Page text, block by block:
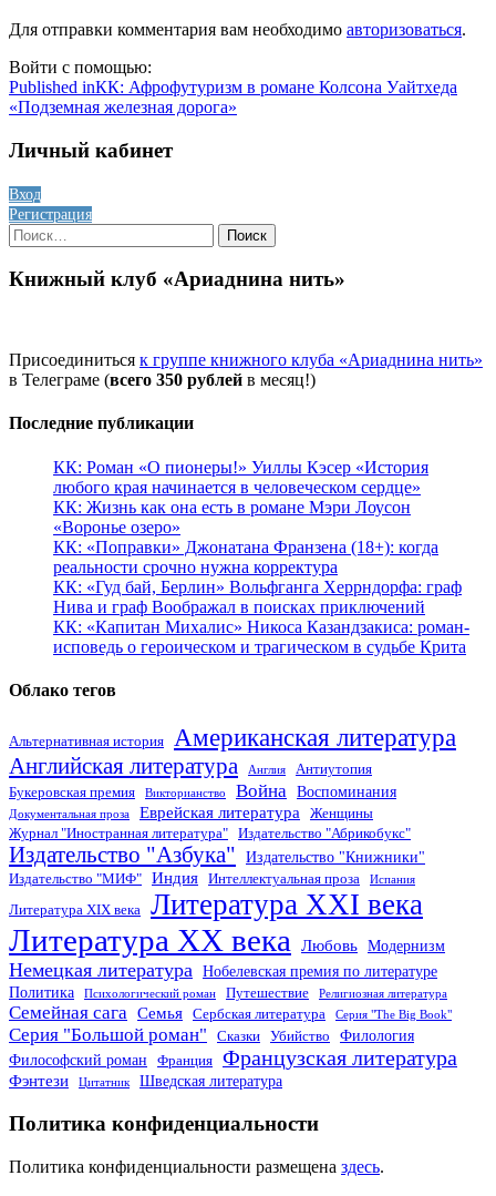
Для отправки комментария вам необходимо авторизоваться.
Войти с помощью:
Навигация
по
записям
Published inКК: Афрофутуризм в романе Колсона Уайтхеда
«Подземная железная дорога»
Личный кабинет
Вход
Регистрация
Найти:
Книжный клуб «Ариаднина нить»
Присоединиться к группе книжного клуба «Ариаднина нить»
в Телеграме (всего 350 рублей в месяц!)
Последние публикации
КК: Роман «О пионеры!» Уиллы Кэсер «История
любого края начинается в человеческом сердце»
КК: Жизнь как она есть в романе Мэри Лоусон
«Воронье озеро»
КК: «Поправки» Джонатана Франзена (18+): когда
реальности срочно нужна корректура
КК: «Гуд бай, Берлин» Вольфганга Херрндорфа: граф
Нива и граф Воображал в поисках приключений
КК: «Капитан Михалис» Никоса Казандзакиса: роман-
исповедь о героическом и трагическом в судьбе Крита
Облако тегов
Альтернативная история Американская литература
Английская литература Англия
Антиутопия
Букеровская премия
Викторианство Война Воспоминания
Документальная проза Еврейская литература
Женщины
Журнал "Иностранная литература"
Издательство "Абрикобукс"
Издательство "Азбука" Издательство "Книжники"
Издательство "МИФ" Индия Интеллектуальная проза Испания
Литература XIX века Литература XXI века
Литература XX века Любовь Модернизм
Немецкая литература Нобелевская премия по литературе
Политика
Психологический роман Путешествие Религиозная литература
Семейная сага Семья Сербская литература Серия "The Big Book"
Серия "Большой роман" Сказки Убийство
Филология
Философский роман
Франция Французская литература
Фэнтези Цитатник Шведская литература
Политика конфиденциальности
Политика конфиденциальности размещена здесь.